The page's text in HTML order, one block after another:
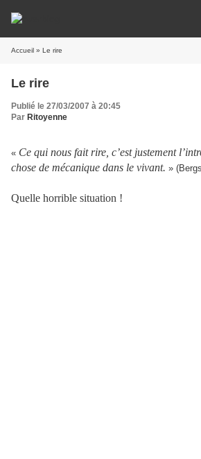
Accueil » Le rire
Le rire
Publié le 27/03/2007 à 20:45
Par Ritoyenne
« Ce qui nous fait rire, c’est justement
chose de mécanique dans le vivant. »
Quelle horrible situation !